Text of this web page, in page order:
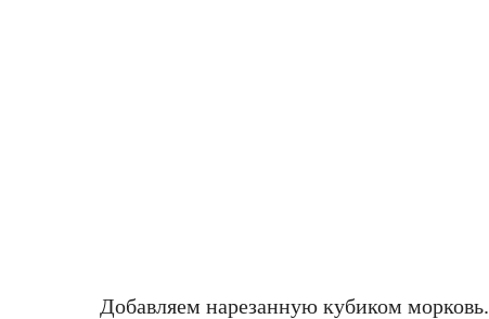
Добавляем нарезанную кубиком морковь.